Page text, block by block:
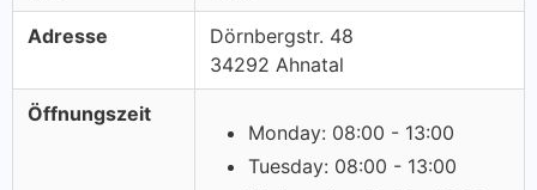
Adresse
Dörnbergstr. 48
34292 Ahnatal
Öffnungszeit
Monday: 08:00 - 13:00
Tuesday: 08:00 - 13:00